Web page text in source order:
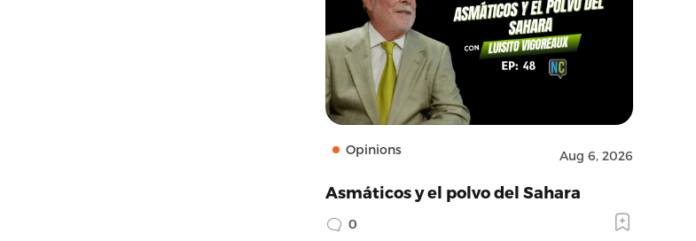
Opinions Aug 6, 2026
Asmáticos y el polvo del Sahara
0